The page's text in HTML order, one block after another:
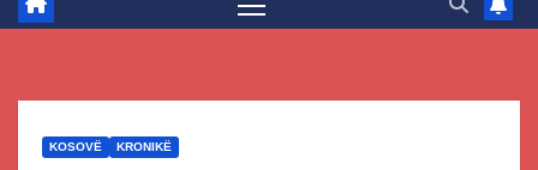
KOSOVË KRONIKË